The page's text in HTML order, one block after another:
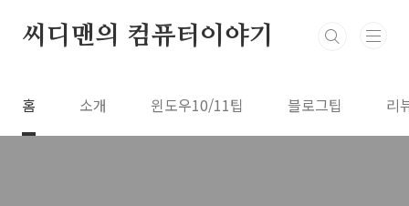
씨디맨의 컴퓨터이야기
홈 소개 윈도우10/11팁 블로그팁 리